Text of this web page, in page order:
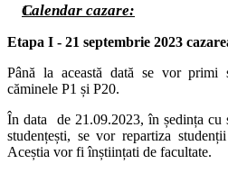
Calendar cazare:
Etapa I - 21 septembrie 2023
Până la această dată se vor primi
căminele P1 și P20.
În data de 21.09.2023, în ședința cu
studențești, se vor repartiza
Aceștia vor fi înștiințati de facultate.